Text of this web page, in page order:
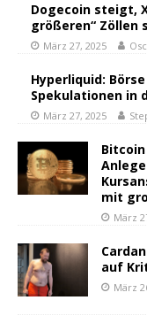
Dogecoin steigt,
größeren“ Zöllen
März 27, 2025
Hyperliquid:
Spekulationen in
März 27, 2025
mit
März
auf
März